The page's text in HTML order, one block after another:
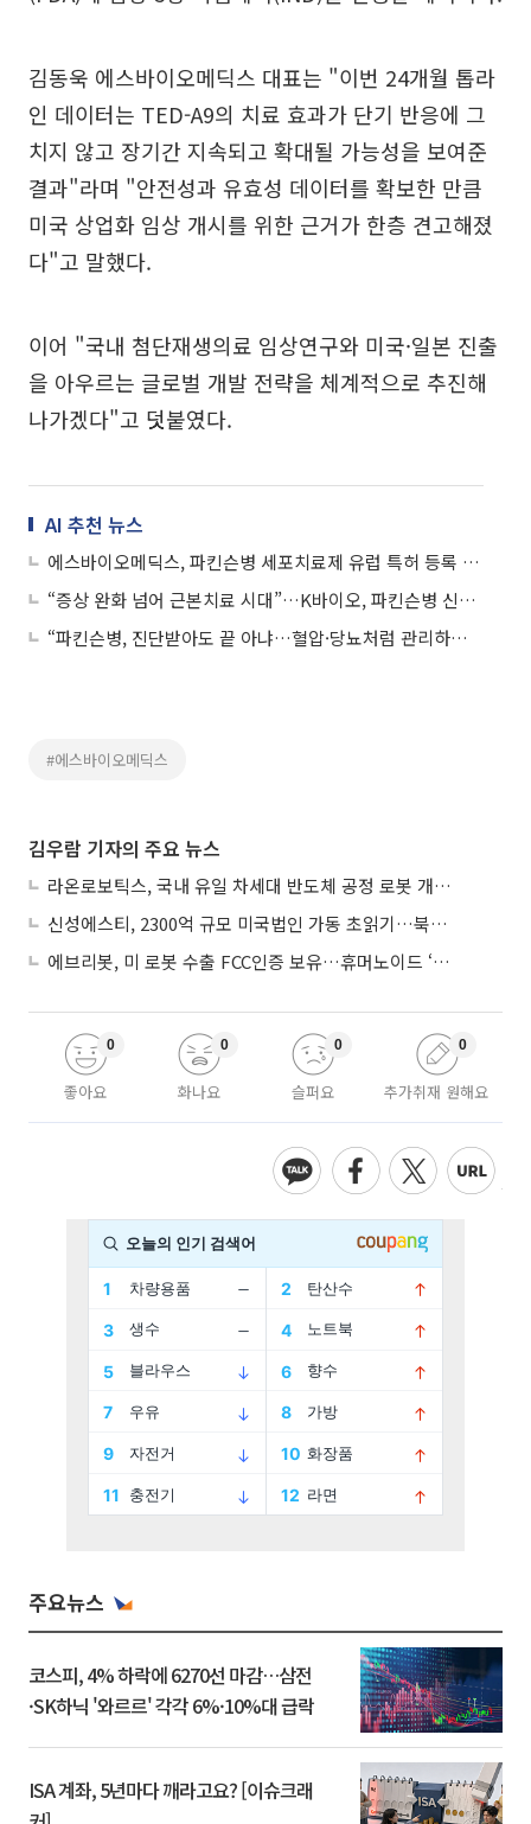
김동욱 에스바이오메딕스 대표는 "이번 24개월 톱라
인 데이터는 TED-A9의 치료 효과가 단기 반응에 그
치지 않고 장기간 지속되고 확대될 가능성을 보여준
결과"라며 "안전성과 유효성 데이터를 확보한 만큼
미국 상업화 임상 개시를 위한 근거가 한층 견고해졌
다"고 말했다.
이어 "국내 첨단재생의료 임상연구와 미국·일본 진출
을 아우르는 글로벌 개발 전략을 체계적으로 추진해
나가겠다"고 덧붙였다.
AI 추천 뉴스
에스바이오메딕스, 파킨슨병 세포치료제 유럽 특허 등록 결정…도파민 신경세포 분리 기술 확보
“증상 완화 넘어 근본치료 시대”…K바이오, 파킨슨병 신약 도전
“파킨슨병, 진단받아도 끝 아냐…혈압·당뇨처럼 관리하는 시대 온다”
#에스바이오메딕스
김우람 기자의 주요 뉴스
라온로보틱스, 국내 유일 차세대 반도체 공정 로봇 개발 ‘고객사 테스트 진행’
신성에스티, 2300억 규모 미국법인 가동 초읽기…북미 ESS 공략 본격화
에브리봇, 미 로봇 수출 FCC인증 보유…휴머노이드 ‘AI 두뇌’ 탑재 속도
좋아요
0
화나요
0
슬퍼요
0
추가취재 원해요
0
주요뉴스
코스피, 4% 하락에 6270선 마감…삼전
·SK하닉 '와르르' 각각 6%·10%대 급락
ISA 계좌, 5년마다 깨라고요? [이슈크래